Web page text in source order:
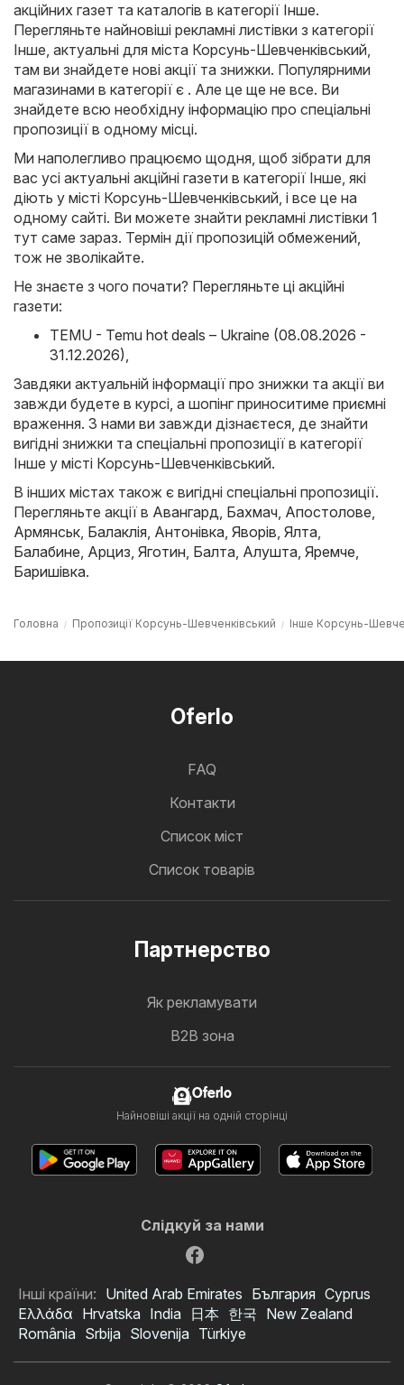
акційних газет та каталогів в категорії Інше.
Перегляньте найновіші рекламні листівки з категорії
Інше, актуальні для міста Корсунь-Шевченківський,
там ви знайдете нові акції та знижки. Популярними
магазинами в категорії є . Але це ще не все. Ви
знайдете всю необхідну інформацію про спеціальні
пропозиції в одному місці.
Ми наполегливо працюємо щодня, щоб зібрати для
вас усі актуальні акційні газети в категорії Інше, які
діють у місті Корсунь-Шевченківський, і все це на
одному сайті. Ви можете знайти рекламні листівки 1
тут саме зараз. Термін дії пропозицій обмежений,
тож не зволікайте.
Не знаєте з чого почати? Перегляньте ці акційні
газети:
TEMU - Temu hot deals – Ukraine (08.08.2026 -
31.12.2026),
Завдяки актуальній інформації про знижки та акції ви
завжди будете в курсі, а шопінг приноситиме приємні
враження. З нами ви завжди дізнаєтеся, де знайти
вигідні знижки та спеціальні пропозиції в категорії
Інше у місті Корсунь-Шевченківський.
В інших містах також є вигідні спеціальні пропозиції.
Перегляньте акції в Авангард, Бахмач, Апостолове,
Армянськ, Балаклія, Антонівка, Яворів, Ялта,
Балабине, Арциз, Яготин, Балта, Алушта, Яремче,
Баришівка.
Головна Пропозиції Корсунь-Шевченківський Інше Корсунь-
Oferlo
FAQ
Контакти
Cписок міст
Список товарів
Партнерство
Як рекламувати
B2B зона
Oferlo
Найновіші акції на одній сторінці
Слідкуй за нами
Інші країни: United Arab Emirates България Cyprus
Ελλάδα Hrvatska India 日本 한국 New Zealand
România Srbija Slovenija Türkiye